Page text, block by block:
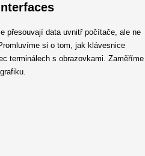
přesouvají data uvnitř počítače, ale ne
si o tom, jak klávesnice
terminálech s obrazovkami. Zaměříme